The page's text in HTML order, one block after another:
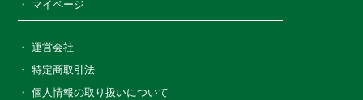
マイページ
運営会社
特定商取引法
個人情報の取り扱いについて